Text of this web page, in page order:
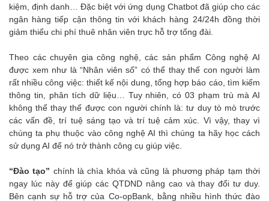
kiệm, định danh… Đặc biệt với ứng dụng Chatbot đã giúp cho các
ngân hàng tiếp cận thông tin với khách hàng 24/24h đồng thời
giảm thiểu chi phí thuê nhân viên trực hỗ trợ tổng đài.
Theo các chuyên gia công nghệ, các sản phẩm Công nghệ AI
được xem như là “Nhân viên số” có thể thay thế con người làm
rất nhiều công việc: thiết kế nội dung, tổng hợp báo cáo, tìm kiếm
thông tin, phân tích dữ liệu… Tuy nhiên, có 03 phạm trù mà AI
không thể thay thế được con người chính là: tư duy tò mò trước
các vấn đề, trí tuệ sáng tạo và trí tuệ cảm xúc. Vì vậy, thay vì
chúng ta phụ thuộc vào công nghệ AI thì chúng ta hãy học cách
sử dụng AI để nó trở thành công cụ giúp việc.
“Đào tạo” chính là chìa khóa và cũng là phương pháp tạm thời
ngay lúc này để giúp các QTDND nâng cao và thay đổi tư duy.
Bên cạnh sự hỗ trợ của Co-opBank, bằng nhiều hình thức đào